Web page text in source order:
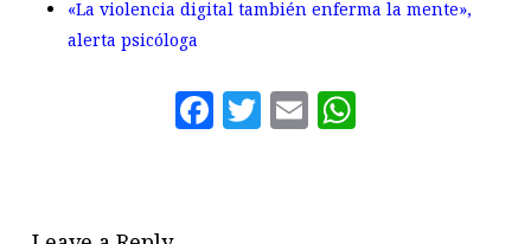
«La violencia digital también enferma la mente»,
alerta psicóloga
Facebook
Twitter
Email